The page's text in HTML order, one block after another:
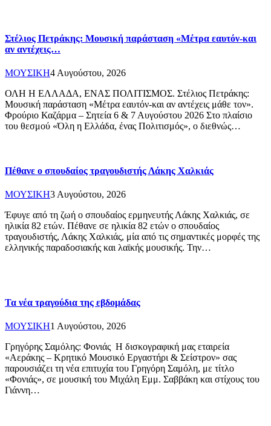
Στέλιος Πετράκης: Μουσική παράσταση «Μέτρα εαυτόν-και
αν αντέχεις…
ΜΟΥΣΙΚΗ4 Αυγούστου, 2026
ΟΛΗ Η ΕΛΛΑΔΑ, ΕΝΑΣ ΠΟΛΙΤΙΣΜΟΣ. Στέλιος Πετράκης:
Μουσική παράσταση «Μέτρα εαυτόν-και αν αντέχεις μάθε τον».
Φρούριο Καζάρμα – Σητεία 6 & 7 Αυγούστου 2026 Στο πλαίσιο
του θεσμού «Όλη η Ελλάδα, ένας Πολιτισμός», ο διεθνώς…
Πέθανε ο σπουδαίος τραγουδιστής Λάκης Χαλκιάς
ΜΟΥΣΙΚΗ3 Αυγούστου, 2026
Έφυγε από τη ζωή ο σπουδαίος ερμηνευτής Λάκης Χαλκιάς, σε
ηλικία 82 ετών. Πέθανε σε ηλικία 82 ετών ο σπουδαίος
τραγουδιστής, Λάκης Χαλκιάς, μία από τις σημαντικές μορφές της
ελληνικής παραδοσιακής και λαϊκής μουσικής. Την…
Τα νέα τραγούδια της εβδομάδας
ΜΟΥΣΙΚΗ1 Αυγούστου, 2026
Γρηγόρης Σαμόλης: Φονιάς Η δισκογραφική μας εταιρεία
«Αεράκης – Κρητικό Μουσικό Εργαστήρι & Σείστρον» σας
παρουσιάζει τη νέα επιτυχία του Γρηγόρη Σαμόλη, με τίτλο
«Φονιάς», σε μουσική του Μιχάλη Εμμ. Σαββάκη και στίχους του
Γιάννη…